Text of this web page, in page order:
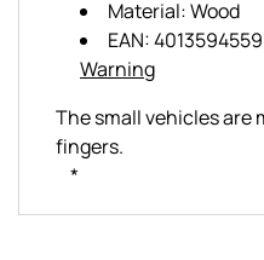
Material: Wood
EAN:
Warning
The small vehicles are
fingers.
*